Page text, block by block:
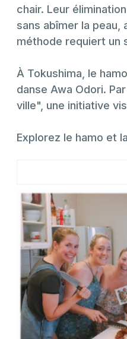
chair. Leur
sans abîmer la
méthode requiert un
À Tokushima, le
danse Awa Odori.
ville", une initiative
Explorez le hamo et